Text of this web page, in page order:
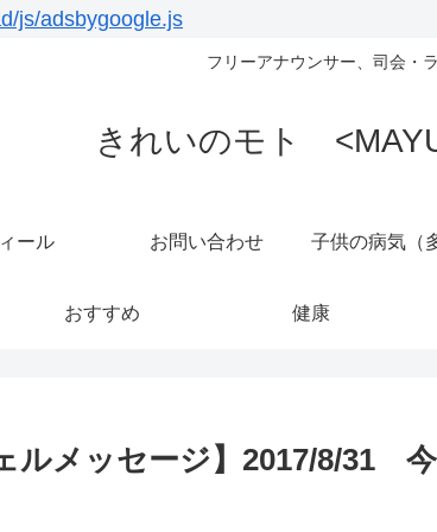
js/adsbygoogle.js
フリーアナウンサー、司会・
きれいのモト
ール お問い合わせ
おすすめ 健康
ルメッセージ】2017/8/31